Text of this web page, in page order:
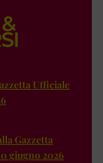
Ufficiale
Gazzetta
giugno 2026